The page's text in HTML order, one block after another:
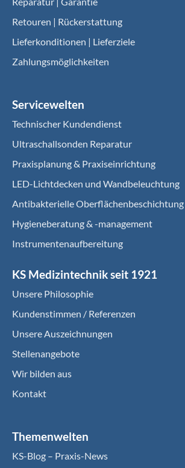
Retouren | Rückerstattung
Lieferkonditionen | Lieferziele
Zahlungsmöglichkeiten
Servicewelten
Technischer Kundendienst
Ultraschallsonden Reparatur
Praxisplanung & Praxiseinrichtung
LED-Lichtdecken und Wandbeleuchtung
Antibakterielle Oberflächenbeschichtung
Hygieneberatung & -management
Instrumentenaufbereitung
KS Medizintechnik seit 1921
Unsere Philosophie
Kundenstimmen / Referenzen
Unsere Auszeichnungen
Stellenangebote
Wir bilden aus
Kontakt
Themenwelten
KS-Blog – Praxis-News